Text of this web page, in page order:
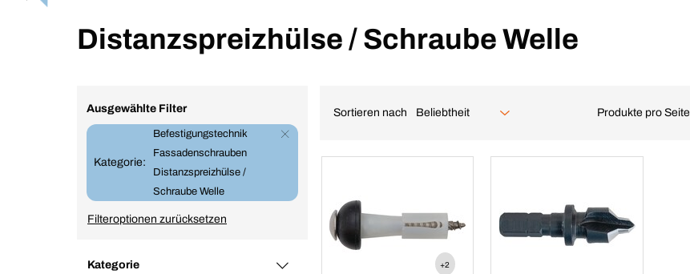
Distanzspreizhülse / Schraube Welle
Ausgewählte Filter
Kategorie:
Befestigungstechnik
Fassadenschrauben
Distanzspreizhülse /
Schraube Welle
Filteroptionen zurücksetzen
Kategorie
Sortieren nach Beliebtheit Produkte pro Seite
+2